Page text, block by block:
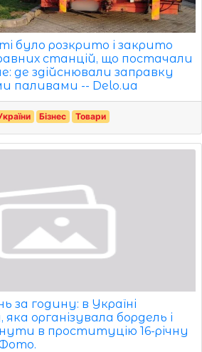
було розкрито і закрито
станцій, що постачали
де здійснювали заправку
паливами -- Delo.ua
Бізнес Товари
за годину: в Україні
організувала бордель і
в проституцію 16-річну